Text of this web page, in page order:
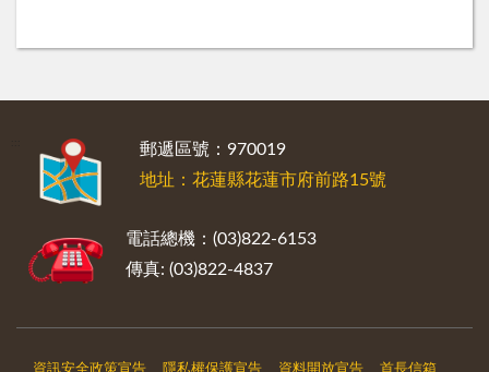
郵遞區號：970019
地址：花蓮縣花蓮市府前路15號
電話總機：(03)822-6153
傳真: (03)822-4837
資訊安全政策宣告 隱私權保護宣告 資料開放宣告 首長信箱